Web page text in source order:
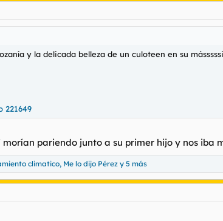
y la delicada belleza de un culoteen en su
221649
morían pariendo junto a su primer hijo y nos iba
climatico, Me lo dijo Pérez y 5 más